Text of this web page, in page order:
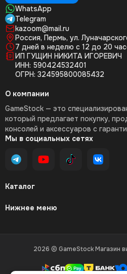
WhatsApp
Telegram
kazoom@mail.ru
Россия, Пермь, ул.
7 дней в неделю с 12 до 20
ИП ГУЩИН НИКИТА ИГОРЕВИЧ
ИНН: 590424532401
ОГРН: 324595800085432
Каталог
Нижнее меню
О компании
GameStock — это
который предлагает покупку,
консолей и аксессуаров с
Мы в социальных сетях
2026 © GameStock Магазин